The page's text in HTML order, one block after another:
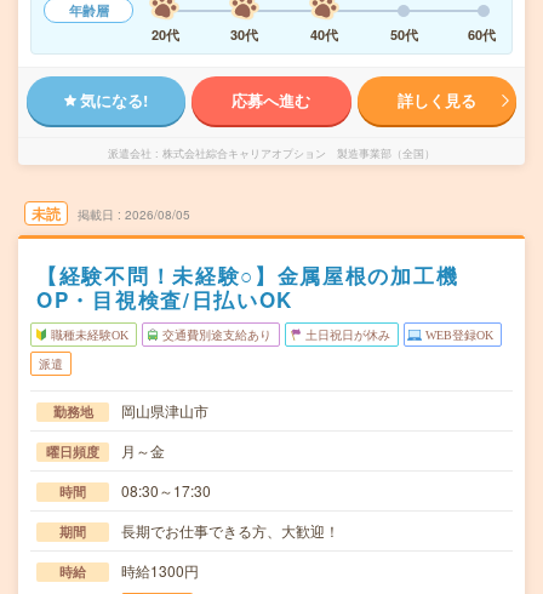
年齢層
20代
30代 40代 50代 60代
気になる! 応募へ進む 詳しく見る
派遣会社 株式会社綜合キャリアオプション 製造事業部（全国）
未読 掲載日 2026/08/05
【経験不問！未経験○】金属屋根の加工機
OP・目視検査/日払いOK
職種未経験OK 交通費別途支給あり 土日祝日が休み WEB登録OK
派遣
勤務地 岡山県津山市
曜日頻度 月～金
時間 08:30～17:30
期間 長期でお仕事できる方、大歓迎！
時給 時給1300円